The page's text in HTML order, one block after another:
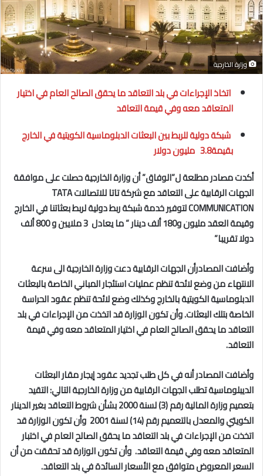
وزارة الخارجية
اتخاذ الإجراءات في بلد التعاقد ما يحقق الصالح العام في اختيار
المتعاقد معه وفي قيمة التعاقد
شبكة دولية للربط بين البعثات الدبلوماسية الكويتية في الخارج
بقيمة3.8 مليون دولار
أكدت مصادر مطلعة ل”الوفاق” أن وزارة الخارجية حصلت على موافقة
الجهات الرقابية علىالتعاقد مع شركة تاتا للاتصالاتTATA
COMMUNICATIONلتوفير خدمة شبكة ربط دولية لربط بعثاتنا في الخارج
وقيمة العقد مليون و180 ألف دينار ” ما يعادل 3 ملايين و 800 ألف
دولا تقريبا”
وأضافت المصادرأن الجهات الرقابية دعت وزارة الخارجية الىسرعة
الانتهاء من وضع لائحة تنظم عمليات استئجار المباني الخاصة بالبعثات
الدبلوماسية الكويتية بالخارج وكذلك وضع لائحة تنظم عقود الحراسة
الخاصة بتلك البعثات.وأن تكون الوزارة قد اتخذت من الإجراءات في بلد
التعاقد ما يحقق الصالح العام في اختيار المتعاقد معه وفي قيمة
التعاقد.
وأضافت المصادر أنه في كل طلب تجديد عقود إيجار مقار البعثات
الديبلوماسية تطلب الجهات الرقابية من وزارة الخارجية التالي:التقيد
بتعميم وزارة المالية رقم (3) لسنة 2000 بشأن شروط التعاقد بغير الدينار
الكويتي والمعدل بالتعميم رقم (14) لسنة 2001
وأن تكون الوزارة قد
اتخذت من الإجراءات في بلد التعاقد ما يحقق الصالح العام في اختبار
المتعاقد معه وفي قيمة التعاقد. وأن تكون الوزارة قد تحققت من أن
السعر المعروض متوافق مع الأسعار السائدة في بلد التعاقد.